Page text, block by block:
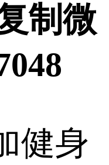
制微
健身